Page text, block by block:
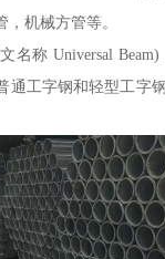
机械方管等。
名称 Universal
通工字钢和轻型工字